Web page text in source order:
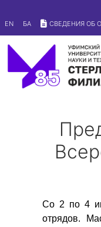
EN БА СВЕДЕНИЯ ОБ
Со 2 по 4
отрядов.